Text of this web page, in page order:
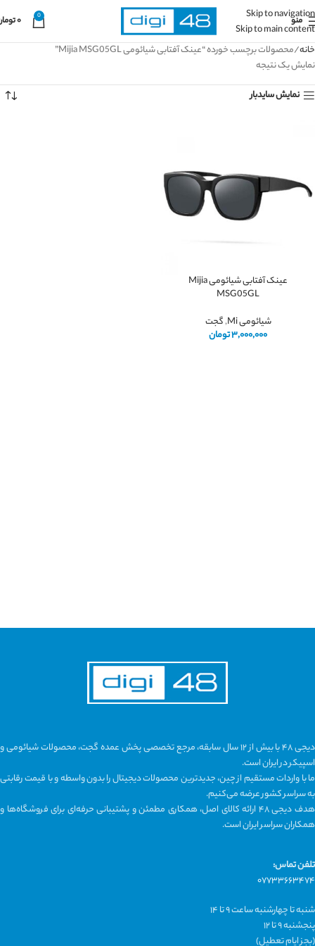
Skip to navigation
Skip to main content
منو 0 ۰
خانه محصولات برچسب خورده “عینک آفتابی شیائومی Mijia MSG05GL”
نمایش یک نتیجه
نمایش سایدبار
عینک آفتابی شیائومی Mijia
MSG05GL
شیائومی Mi
,گجت
۳,۰۰۰,۰۰۰تومان
دیجی ۴۸ با بیش از ۱۲ سال سابقه، مرجع تخصصی پخش عمده گجت، محصولات شیائومی و
اسپیکر در ایران است.
ما با واردات مستقیم از چین، جدیدترین محصولات دیجیتال را بدون واسطه و با قیمت رقابتی
به سراسر کشور عرضه می‌کنیم.
هدف دیجی ۴۸ ارائه کالای اصل، همکاری مطمئن و پشتیبانی حرفه‌ای برای فروشگاه‌ها و
همکاران سراسر ایران است.
تلفن تماس:
۰۷۷۳۳۶۶۳۴۷۴
شنبه تا چهارشنبه ساعت ۹ تا ۱۴
پنجشنبه ۹ تا ۱۲
(بجز ایام تعطیل)